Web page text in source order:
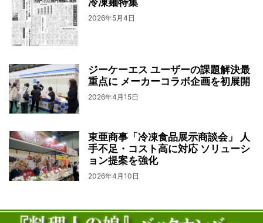
冷凍麺特集
2026年5月4日
ジーケーエス ユーザーの課題解決最
重点に メーカーコラボ企画を初展開
2026年4月15日
東亜商事「冷凍食品展示商談会」 人
手不足・コスト高に対応 ソリューシ
ョン提案を強化
2026年4月10日